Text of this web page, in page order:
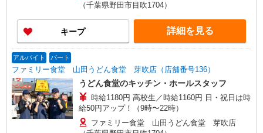
（千葉県野田市目吹1704）
キープ 詳細を見る
アルバイト パート
ファミリー食堂 山田うどん食堂 芽吹店（店舗番号136）
うどん食堂のキッチン・ホールスタッフ
時給1180円 高校生／時給1160円 日・祝日は時
給50円アップ！（9時〜22時）
ファミリー食堂 山田うどん食堂 芽吹店